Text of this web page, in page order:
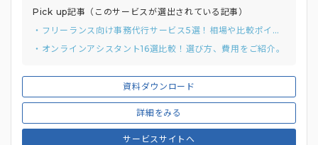
資料ダウンロード
詳細をみる
サービスサイトへ
Pick up記事（このサービスが選出されている記事）
・フリーランス向け事務代行サービス5選！相場や比較ポイント、メリットをご紹介。
・オンラインアシスタント16選比較！選び方、費用をご紹介。